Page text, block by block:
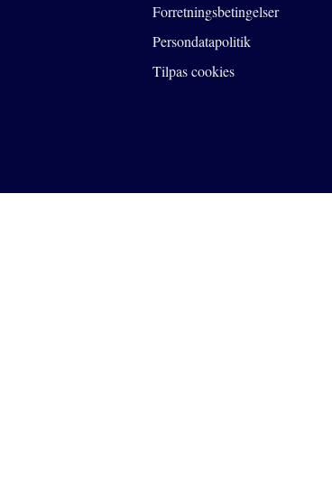
Forretningsbetingelser
Persondatapolitik
Tilpas cookies